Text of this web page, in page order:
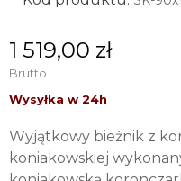
1 519,00 zł
Brutto
Wyjątkowy bieżnik z
koniakowskiej